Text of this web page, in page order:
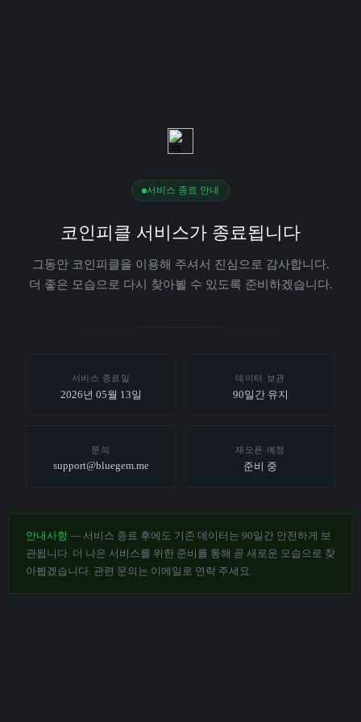
서비스 종료 안내
코인피클 서비스가 종료됩니다
그동안 코인피클을 이용해 주셔서 진심으로 감사합니다.
더 좋은 모습으로 다시 찾아뵐 수 있도록 준비하겠습니다.
서비스 종료일
2026년 05월 13일
데이터 보관
90일간 유지
문의
support@bluegem.me
재오픈 예정
준비 중
안내사항 — 서비스 종료 후에도 기존 데이터는 90일간 안전하게 보
관됩니다. 더 나은 서비스를 위한 준비를 통해 곧 새로운 모습으로 찾
아뵙겠습니다. 관련 문의는 이메일로 연락 주세요.